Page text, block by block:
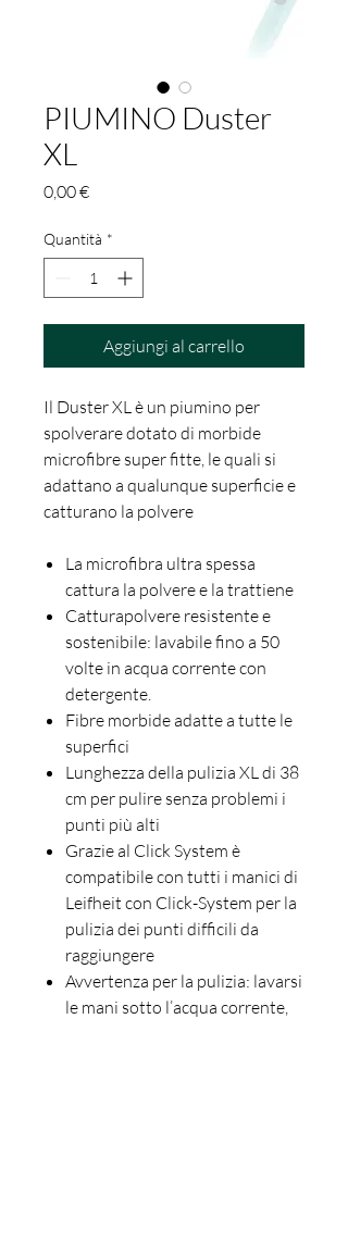
PIUMINO Duster
XL
0,00 €Prezzo
Quantità *
Aggiungi al carrello
Il Duster XL è un piumino per
spolverare dotato di morbide
microfibre super fitte, le quali si
adattano a qualunque superficie e
catturano la polvere
La microfibra ultra spessa
cattura la polvere e la trattiene
Catturapolvere resistente e
sostenibile: lavabile fino a 50
volte in acqua corrente con
detergente.
Fibre morbide adatte a tutte le
superfici
Lunghezza della pulizia XL di 38
cm per pulire senza problemi i
punti più alti
Grazie al Click System è
compatibile con tutti i manici di
Leifheit con Click-System per la
pulizia dei punti difficili da
raggiungere
Avvertenza per la pulizia: lavarsi
le mani sotto l’acqua corrente,